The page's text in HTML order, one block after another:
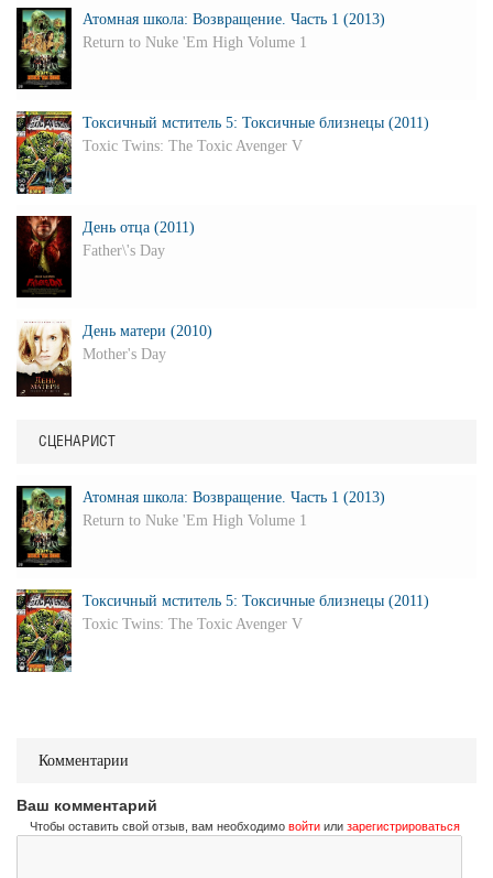
Атомная школа: Возвращение. Часть 1 (2013)
Return to Nuke 'Em High Volume 1
Токсичный мститель 5: Токсичные близнецы (2011)
Toxic Twins: The Toxic Avenger V
День отца (2011)
Father\'s Day
День матери (2010)
Mother's Day
СЦЕНАРИСТ
Атомная школа: Возвращение. Часть 1 (2013)
Return to Nuke 'Em High Volume 1
Токсичный мститель 5: Токсичные близнецы (2011)
Toxic Twins: The Toxic Avenger V
Комментарии
Ваш комментарий
Чтобы оставить свой отзыв, вам необходимо войти или зарегистрироваться